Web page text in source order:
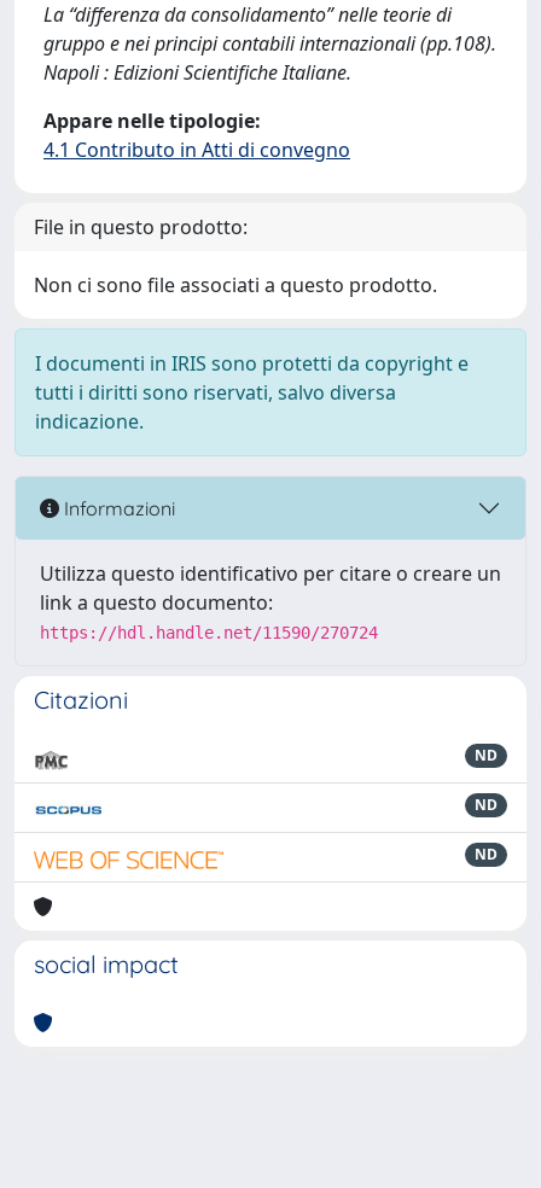
La “differenza da consolidamento” nelle teorie di
gruppo e nei principi contabili internazionali (pp.108).
Napoli : Edizioni Scientifiche Italiane.
Appare nelle tipologie:
4.1 Contributo in Atti di convegno
File in questo prodotto:
Non ci sono file associati a questo prodotto.
I documenti in IRIS sono protetti da copyright e
tutti i diritti sono riservati, salvo diversa
indicazione.
Informazioni
Utilizza questo identificativo per citare o creare un
link a questo documento:
https://hdl.handle.net/11590/270724
Citazioni
ND
ND
ND
social impact